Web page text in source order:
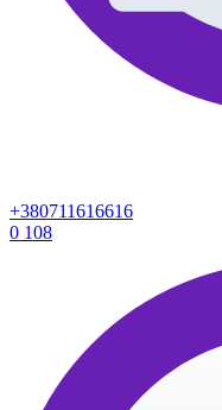
+380711616616
0 108